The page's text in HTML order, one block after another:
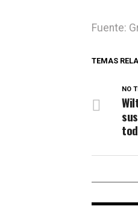
Fuente:
TEMAS
NO